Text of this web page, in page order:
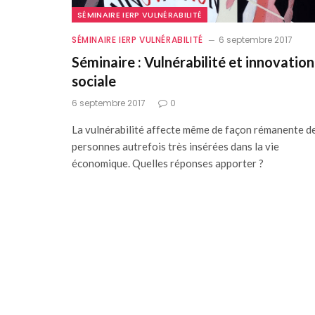
SÉMINAIRE IERP VULNÉRABILITÉ
SÉMINAIRE IERP VULNÉRABILITÉ 6 septembre 2017
Séminaire : Vulnérabilité et innovation
sociale
6 septembre 2017 0
La vulnérabilité affecte même de façon rémanente
personnes autrefois très insérées dans la vie
économique. Quelles réponses apporter ?